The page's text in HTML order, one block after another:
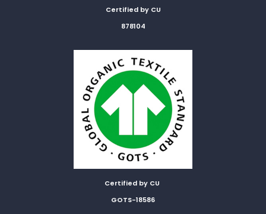
Certified by CU
878104
Certified by CU
GOTS-18586